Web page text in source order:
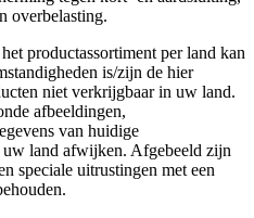
overbelasting.
productassortiment per land kan
is/zijn de hier
niet verkrijgbaar in uw land.
afbeeldingen,
van huidige
uw land afwijken. Afgebeeld zijn
speciale uitrustingen met een